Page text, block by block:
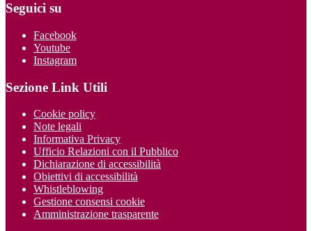
Seguici su
Facebook
Youtube
Instagram
Sezione Link Utili
Cookie policy
Note legali
Informativa Privacy
Ufficio Relazioni con il Pubblico
Dichiarazione di accessibilità
Obiettivi di accessibilità
Whistleblowing
Gestione consensi cookie
Amministrazione trasparente